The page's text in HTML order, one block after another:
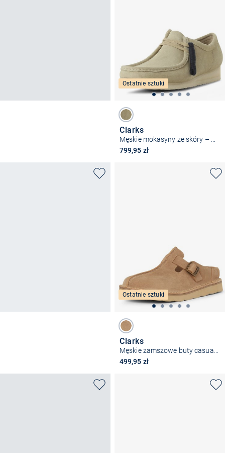
Ostatnie sztuki
Clarks
799,95 zł
Ostatnie sztuki
Clarks
Męskie zamszowe buty casual - Solsbury Mule
499,95 zł